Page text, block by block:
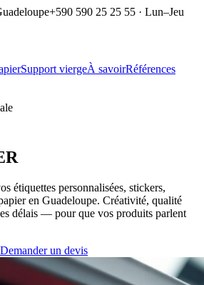
+590 590 25 25 55 · Lun–Jeu
Support viergeÀ savoirRéférences
étiquettes personnalisées, stickers,
en Guadeloupe. Créativité, qualité
délais — pour que vos produits parlent
Demander un devis